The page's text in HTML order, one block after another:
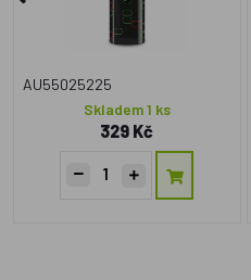
AU55025225
Skladem 1 ks
329 Kč